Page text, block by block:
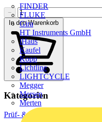
FINDER
FLUKE
Gira
HT Instruments GmbH
iHaus
Kaufel
Kopp
Lichtline
LIGHTCYCLE
Megger
Mersen
Merten
−
In den Warenkorb
Kategorien
Prüf- & Messgeräte